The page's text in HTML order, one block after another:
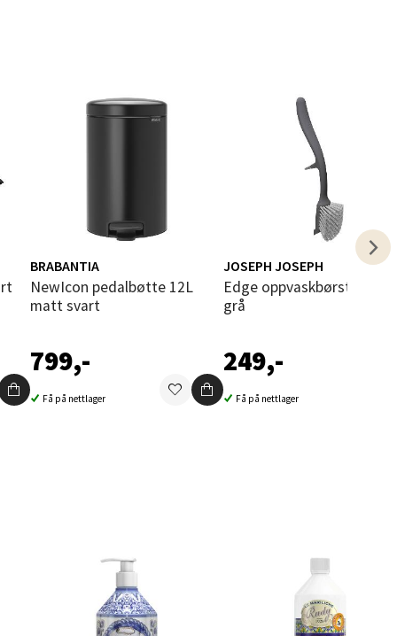
BRABANTIA
NewIcon pedalbøtte 12L
matt svart
799,-
Få på nettlager
JOSEPH JOSEPH
Edge oppvaskbørste 29 cm
grå
249,-
Få på nettlager